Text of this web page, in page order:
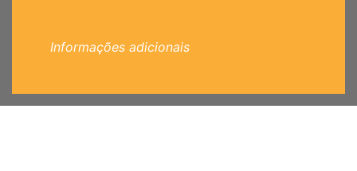
Informações adicionais